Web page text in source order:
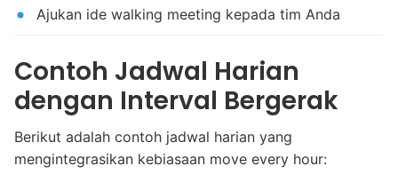
Ajukan ide walking meeting kepada tim Anda
Contoh Jadwal Harian
dengan Interval Bergerak
Berikut adalah contoh jadwal harian yang
mengintegrasikan kebiasaan move every hour: